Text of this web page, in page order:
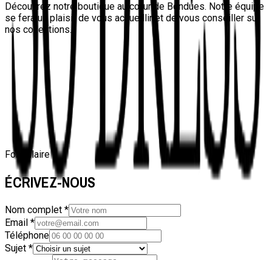
Découvrez notre boutique au cœur de Bondues. Notre équipe
se fera un plaisir de vous accueillir et de vous conseiller sur
nos collections.
Formulaire
ÉCRIVEZ-NOUS
Nom complet *
Email *
Téléphone
Sujet *